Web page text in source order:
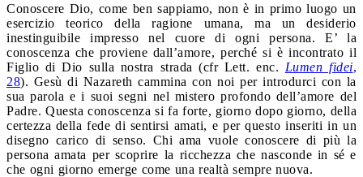
Conoscere Dio, come ben sappiamo, non è in primo luogo un
esercizio teorico della ragione umana, ma un desiderio
inestinguibile impresso nel cuore di ogni persona. E’ la
conoscenza che proviene dall’amore, perché si è incontrato il
Figlio di Dio sulla nostra strada (cfr Lett. enc. Lumen fidei,
28). Gesù di Nazareth cammina con noi per introdurci con la
sua parola e i suoi segni nel mistero profondo dell’amore del
Padre. Questa conoscenza si fa forte, giorno dopo giorno, della
certezza della fede di sentirsi amati, e per questo inseriti in un
disegno carico di senso. Chi ama vuole conoscere di più la
persona amata per scoprire la ricchezza che nasconde in sé e
che ogni giorno emerge come una realtà sempre nuova.